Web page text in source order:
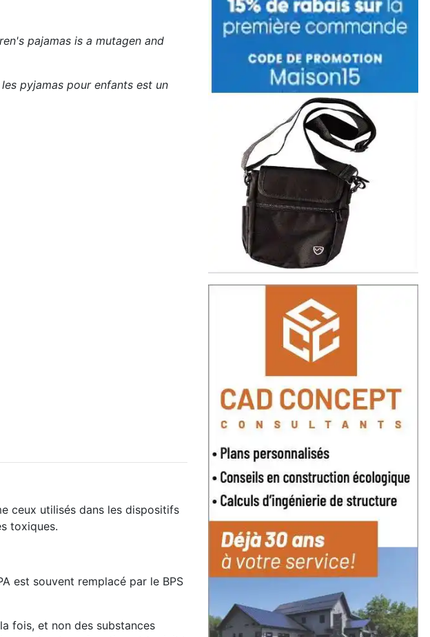
pajamas is a mutagen and
pyjamas pour enfants est un
ceux utilisés dans les dispositifs
toxiques.
est souvent remplacé par le BPS
fois, et non des substances